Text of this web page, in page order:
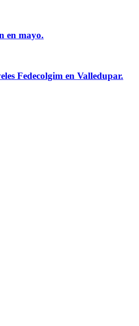
en mayo.
Fedecolgim en Valledupar.